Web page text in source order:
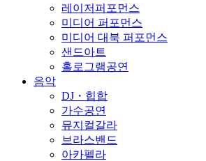
레이저퍼포먼스
미디어 퍼포먼스
미디어 대북 퍼포먼스
샌드아트
홀로그램공연
음악
DJ・힙합
가수공연
뮤지컬갈라
브라스밴드
아카펠라